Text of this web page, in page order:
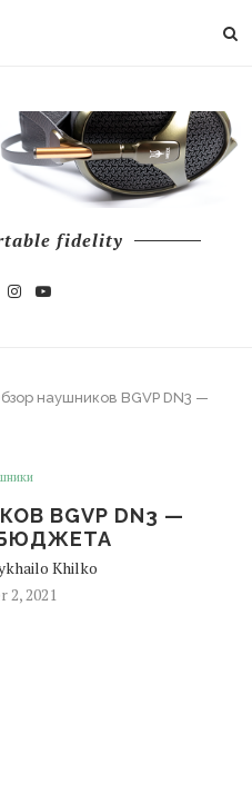
fidelity
наушников BGVP DN3 —
BGVP DN3 —
Khilko
2, 2021